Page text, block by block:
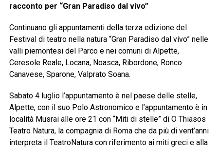
racconto per “Gran Paradiso dal vivo”
Continuano gli appuntamenti della terza edizione del
Festival di teatro nella natura “Gran Paradiso dal vivo” nelle
valli piemontesi del Parco e nei comuni di Alpette,
Ceresole Reale, Locana, Noasca, Ribordone, Ronco
Canavese, Sparone, Valprato Soana.
Sabato 4 luglio l’appuntamento è nel paese delle stelle,
Alpette, con il suo Polo Astronomico e l’appuntamento è in
località Musrai alle ore 21 con “Miti di stelle” di O Thiasos
Teatro Natura, la compagnia di Roma che da più di vent’anni
interpreta il TeatroNatura con riferimento ai miti greci e alla